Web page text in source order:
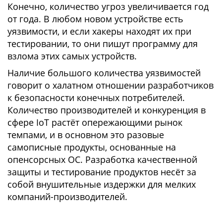
Конечно, количество угроз увеличивается год
от года. В любом новом устройстве есть
уязвимости, и если хакеры находят их при
тестировании, то они пишут программу для
взлома этих самых устройств.
Наличие большого количества уязвимостей
говорит о халатном отношении разработчиков
к безопасности конечных потребителей.
Количество производителей и конкуренция в
сфере IoT растёт опережающими рынок
темпами, и в основном это разовые
самописные продукты, основанные на
опенсорсных ОС. Разработка качественной
защиты и тестирование продуктов несёт за
собой внушительные издержки для мелких
компаний-производителей.